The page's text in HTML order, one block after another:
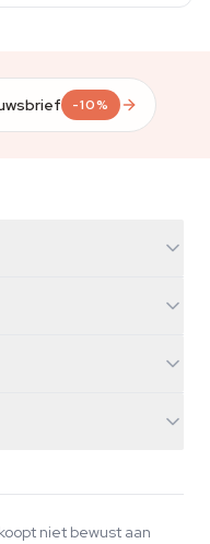
-10%
niet bewust aan